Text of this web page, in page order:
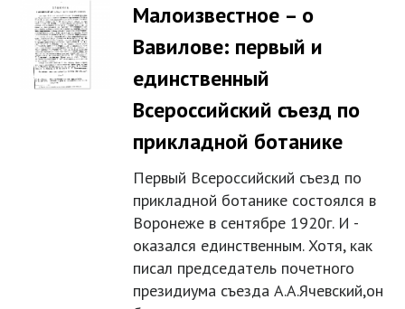
Малоизвестное – о
Вавилове: первый и
единственный
Всероссийский съезд по
прикладной ботанике
Первый Всероссийский съезд по
прикладной ботанике состоялся в
Воронеже в сентябре 1920г. И -
оказался единственным. Хотя, как
писал председатель почетного
президиума съезда А.А.Ячевский,он